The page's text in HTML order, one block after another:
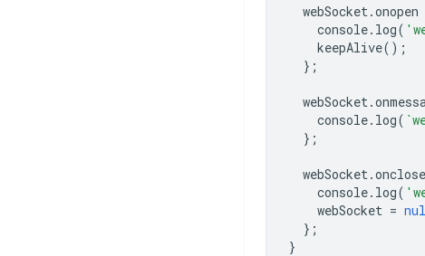
webSocket.onopen
console. log(
keepAlive();
};
webSocket.
console. log(
};
webSocket.onclose
console. log(
webSocket =
};
}